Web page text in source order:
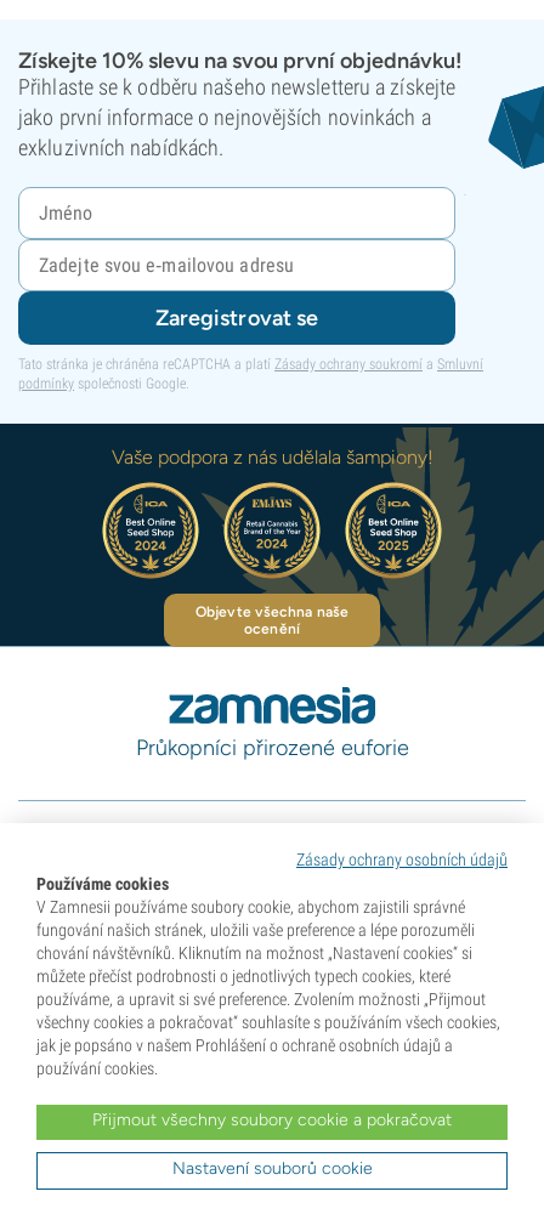
Získejte 10% slevu na svou první objednávku!
Přihlaste se k odběru našeho newsletteru a získejte
jako první informace o nejnovějších novinkách a
exkluzivních nabídkách.
Zaregistrovat se
Tato stránka je chráněna reCAPTCHA a platí Zásady ochrany soukromí a Smluvní
podmínky společnosti Google.
Vaše podpora z nás udělala šampiony!
Objevte všechna naše
ocenění
Průkopníci přirozené euforie
Objevujte
Nápověda a informace
Nástroje
Zásady ochrany osobních údajů
Používáme cookies
V Zamnesii používáme soubory cookie, abychom zajistili správné
fungování našich stránek, uložili vaše preference a lépe porozuměli
chování návštěvníků. Kliknutím na možnost „Nastavení cookies“ si
můžete přečíst podrobnosti o jednotlivých typech cookies, které
používáme, a upravit si své preference. Zvolením možnosti „Přijmout
všechny cookies a pokračovat“ souhlasíte s používáním všech cookies,
jak je popsáno v našem Prohlášení o ochraně osobních údajů a
používání cookies.
Přijmout všechny soubory cookie a pokračovat
Nastavení souborů cookie
8.6